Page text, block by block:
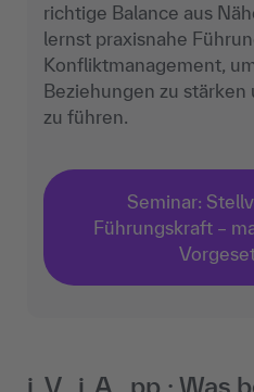
richtige Balance aus
lernst praxisnahe
Konfliktmanagement,
Beziehungen zu stärken
zu führen.
Seminar:
Führungskraft –